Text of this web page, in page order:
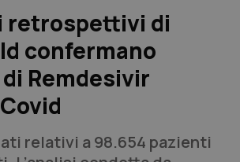
retrospettivi di
confermano
Remdesivir
relativi a 98.654 pazienti